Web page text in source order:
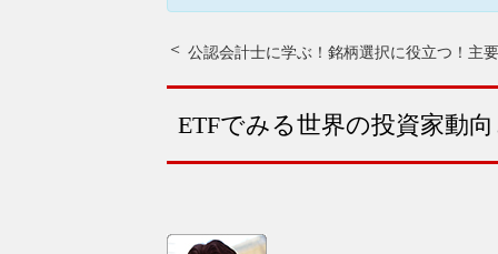
公認会計士に学ぶ！銘柄選択に役立つ！主
ETFでみる世界の投資家動